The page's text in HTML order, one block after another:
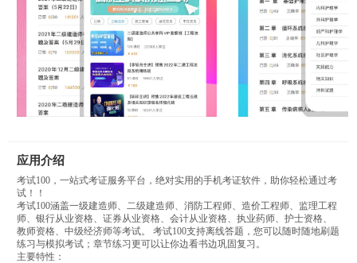
应用介绍
考试100，一站式考证服务平台，绝对实用的手机考证软件，助你轻松通过考
试！！
考试100涵盖一级建造师、二级建造师、消防工程师、造价工程师、监理工程
师、银行从业资格、证券从业资格、会计从业资格、执业药师、护士资格、
教师资格、中级经济师等考试。 考试100支持离线答题，您可以随时随地刷题
练习与模拟考试；章节练习更可以让你边看书边巩固复习。
主要特性：